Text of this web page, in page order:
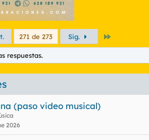
271 de 273 Sig.
respuestas.
(paso video musical)
2026